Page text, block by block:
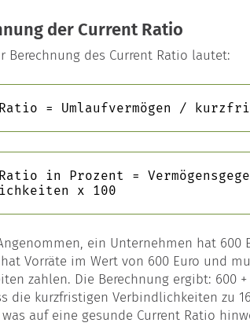
der Current Ratio
Berechnung des Current Ratio lautet:
= Umlaufvermögen /
in Prozent =
x 100
ein Unternehmen hat 600
Vorräte im Wert von 600 Euro und
zahlen. Die Berechnung ergibt: 600 +
die kurzfristigen Verbindlichkeiten zu
auf eine gesunde Current Ratio